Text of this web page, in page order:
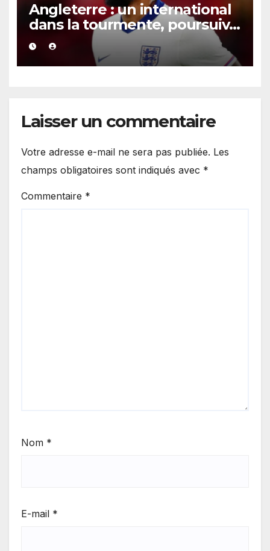
Angleterre : un international
dans la tourmente, poursuivi
après une présumée
agression survenue en boîte
de nuit.
Laisser un commentaire
Votre adresse e-mail ne sera pas publiée. Les
champs obligatoires sont indiqués avec *
Commentaire *
Nom *
E-mail *